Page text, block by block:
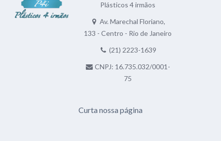
Plásticos 4 irmãos
Av. Marechal Floriano,
133 - Centro - Rio de Janeiro
(21) 2223-1639
CNPJ: 16.735.032/0001-
75
Curta nossa página